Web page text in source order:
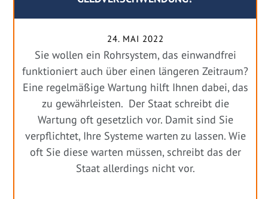
24. MAI 2022
Sie wollen ein Rohrsystem, das einwandfrei
funktioniert auch über einen längeren Zeitraum?
Eine regelmäßige Wartung hilft Ihnen dabei, das
zu gewährleisten. Der Staat schreibt die
Wartung oft gesetzlich vor. Damit sind Sie
verpflichtet, Ihre Systeme warten zu lassen. Wie
oft Sie diese warten müssen, schreibt das der
Staat allerdings nicht vor.